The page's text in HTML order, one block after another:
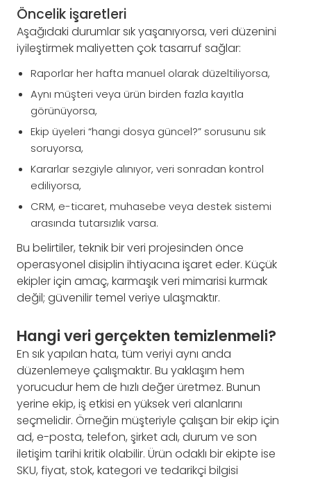
Öncelik işaretleri
Aşağıdaki durumlar sık yaşanıyorsa, veri düzenini
iyileştirmek maliyetten çok tasarruf sağlar:
Raporlar her hafta manuel olarak düzeltiliyorsa,
Aynı müşteri veya ürün birden fazla kayıtla
görünüyorsa,
Ekip üyeleri “hangi dosya güncel?” sorusunu sık
soruyorsa,
Kararlar sezgiyle alınıyor, veri sonradan kontrol
ediliyorsa,
CRM, e-ticaret, muhasebe veya destek sistemi
arasında tutarsızlık varsa.
Bu belirtiler, teknik bir veri projesinden önce
operasyonel disiplin ihtiyacına işaret eder. Küçük
ekipler için amaç, karmaşık veri mimarisi kurmak
değil; güvenilir temel veriye ulaşmaktır.
Hangi veri gerçekten temizlenmeli?
En sık yapılan hata, tüm veriyi aynı anda
düzenlemeye çalışmaktır. Bu yaklaşım hem
yorucudur hem de hızlı değer üretmez. Bunun
yerine ekip, iş etkisi en yüksek veri alanlarını
seçmelidir. Örneğin müşteriyle çalışan bir ekip için
ad, e-posta, telefon, şirket adı, durum ve son
iletişim tarihi kritik olabilir. Ürün odaklı bir ekipte ise
SKU, fiyat, stok, kategori ve tedarikçi bilgisi